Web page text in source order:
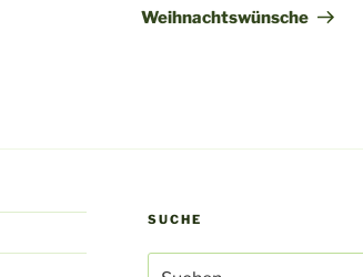
Beitrag
Weihnachtswünsche
SUCHE